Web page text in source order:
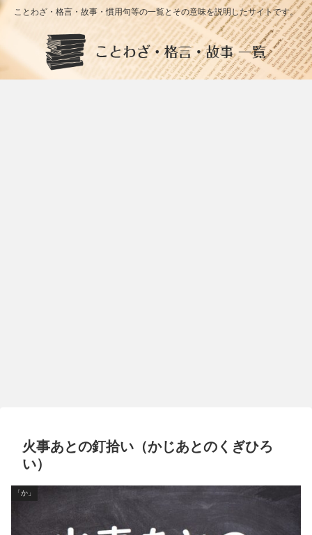
ことわざ・格言・故事・慣用句等の一覧とその意味を説明したサイトです。
火事あとの釘拾い（かじあとのくぎひろ
い）
「か」